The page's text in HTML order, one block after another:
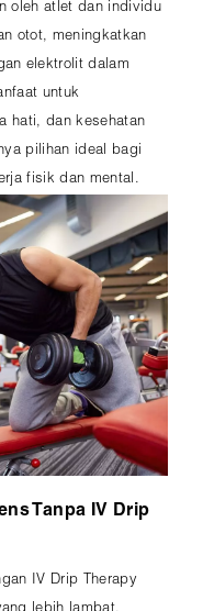
oleh atlet dan individu
otot, meningkatkan
elektrolit dalam
untuk
hati, dan kesehatan
pilihan ideal bagi
fisik dan mental.
Tanpa IV Drip
IV Drip Therapy